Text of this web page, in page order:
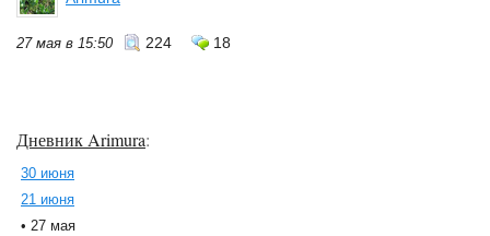
27 мая в 15:50 224 18
Дневник Arimura:
30 июня
21 июня
• 27 мая